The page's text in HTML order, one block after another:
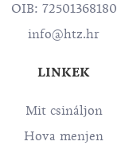
OIB: 72501368180
info@htz.hr
LINKEK
Mit csináljon
Hova menjen